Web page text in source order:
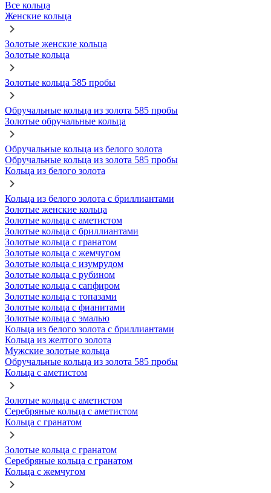
Все кольца
Женские кольца
Золотые женские кольца
Золотые кольца
Золотые кольца 585 пробы
Обручальные кольца из золота 585 пробы
Золотые обручальные кольца
Обручальные кольца из белого золота
Обручальные кольца из золота 585 пробы
Кольца из белого золота
Кольца из белого золота с бриллиантами
Золотые женские кольца
Золотые кольца с аметистом
Золотые кольца с бриллиантами
Золотые кольца с гранатом
Золотые кольца с жемчугом
Золотые кольца с изумрудом
Золотые кольца с рубином
Золотые кольца с сапфиром
Золотые кольца с топазами
Золотые кольца с фианитами
Золотые кольца с эмалью
Кольца из белого золота с бриллиантами
Кольца из желтого золота
Мужские золотые кольца
Обручальные кольца из золота 585 пробы
Кольца с аметистом
Золотые кольца с аметистом
Серебряные кольца с аметистом
Кольца с гранатом
Золотые кольца с гранатом
Серебряные кольца с гранатом
Кольца с жемчугом